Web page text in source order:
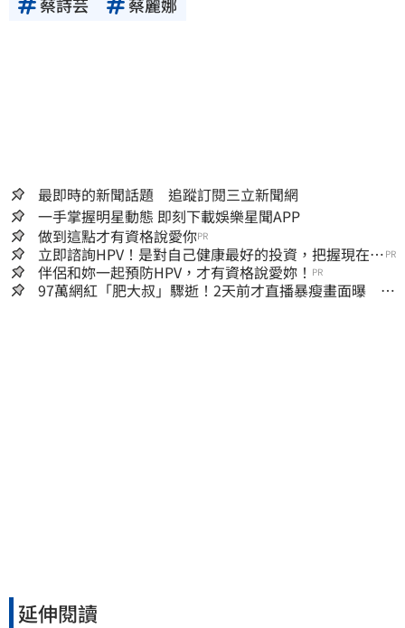
蔡詩芸 蔡麗娜
最即時的新聞話題 追蹤訂閱三立新聞網
一手掌握明星動態 即刻下載娛樂星聞APP
做到這點才有資格說愛你PR
立即諮詢HPV！是對自己健康最好的投資，把握現在不
嫌晚！
PR
伴侶和妳一起預防HPV，才有資格說愛妳！ PR
97萬網紅「肥大叔」驟逝！2天前才直播暴瘦畫面曝 網
延伸閱讀